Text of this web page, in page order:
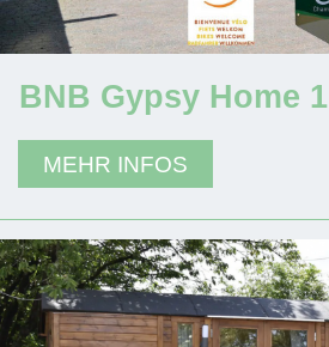
BNB Gypsy Home 1
MEHR INFOS